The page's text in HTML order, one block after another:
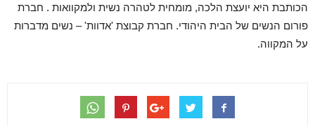
הכותבת היא יועצת הלכה, מומחית לטהרה נשית ולמקוואות . חברת
פורום הנשים של הבית היהודי. חברת קבוצת 'אדוות' – נשים מדברות
על המקווה.